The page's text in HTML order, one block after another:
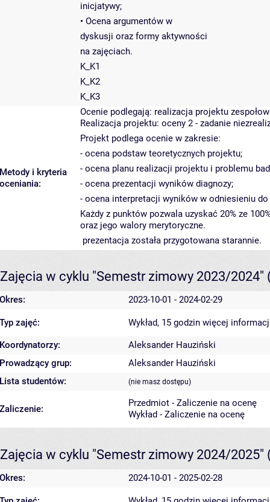
inicjatywy;
• Ocena argumentów w
dyskusji oraz formy aktywności
na zajęciach.
K_K1
K_K2
K_K3
Metody i kryteria
oceniania:
Ocenie podlegają: realizacja projektu
Realizacja projektu: oceny 2 - zadanie
Projekt podlega ocenie w zakresie:
- ocena podstaw teoretycznych projektu;
- ocena planu realizacji projektu i problemu
- ocena prezentacji wyników diagnozy;
- ocena interpretacji wyników w odniesieniu
Każdy z punktów pozwala uzyskać 20% ze
oraz jego walory merytoryczne.
prezentacja została przygotowana starannie.
Zajęcia w cyklu "Semestr zimowy 2023/2024"
Okres: 2023-10-01 - 2024-02-29
Typ zajęć: Wykład, 15 godzin więcej
Koordynatorzy:
Aleksander Hauziński
Prowadzący grup:
Aleksander Hauziński
Lista studentów:
(nie masz dostępu)
Zaliczenie:
Przedmiot - Zaliczenie na ocenę
Wykład - Zaliczenie na ocenę
Zajęcia w cyklu "Semestr zimowy 2024/2025"
Okres: 2024-10-01 - 2025-02-28